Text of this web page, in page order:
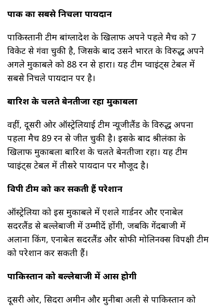
पाक का सबसे निचला पायदान
पाकिस्तानी टीम बांग्लादेश के खिलाफ अपने पहले मैच को 7
विकेट से गंवा चुकी है, जिसके बाद उसने भारत के विरुद्ध अपने
अगले मुकाबले को 88 रन से हारा। यह टीम प्वाइंट्स टेबल में
सबसे निचले पायदान पर है।
बारिश के चलते बेनतीजा रहा मुकाबला
वहीं, दूसरी ओर ऑस्ट्रेलियाई टीम न्यूजीलैंड के विरुद्ध अपना
पहला मैच 89 रन से जीत चुकी है। इसके बाद श्रीलंका के
खिलाफ मुकाबला बारिश के चलते बेनतीजा रहा। यह टीम
प्वाइंट्स टेबल में तीसरे पायदान पर मौजूद है।
विपक्षी टीम को कर सकती हैं परेशान
ऑस्ट्रेलिया को इस मुकाबले में एशले गार्डनर और एनाबेल
सदरलैंड से बल्लेबाजी में उम्मीदें होंगी, जबकि गेंदबाजी में
अलाना किंग, एनाबेल सदरलैंड और सोफी मोलिनक्स विपक्षी टीम
को परेशान कर सकती हैं।
पाकिस्तान को बल्लेबाजी में आस होगी
दूसरी ओर, सिदरा अमीन और मुनीबा अली से पाकिस्तान को